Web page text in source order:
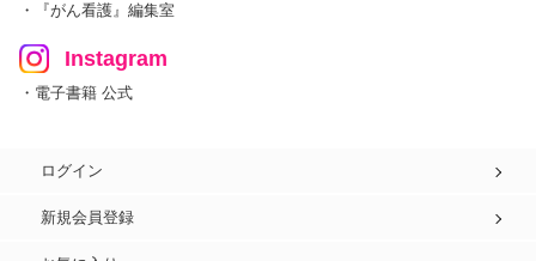
・『がん看護』編集室
Instagram
・電子書籍 公式
ログイン
新規会員登録